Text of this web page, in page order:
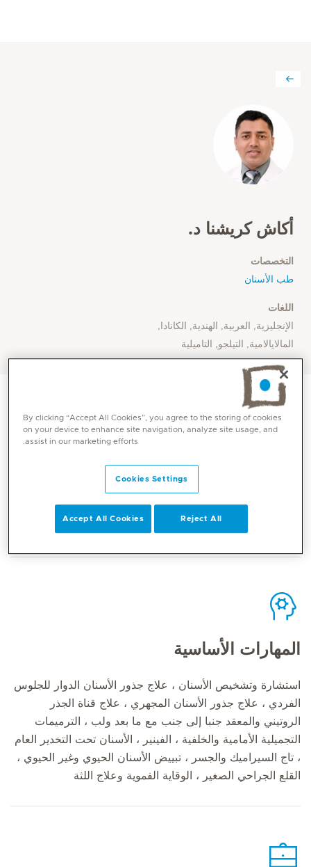
أكاش كريشنا د.
التخصصات
طب الأسنان
اللغات
الإنجليزية, العربية, الهندية, الكانادا,
المالايالامية, التيلجو, التاميلية
المهارات الأساسية
استشارة وتشخيص الأسنان ، علاج جذور الأسنان الدوار للجلوس
الفردي ، علاج جذور الأسنان المجهري ، علاج قناة الجذر
الروتيني والمعقد جنبا إلى جنب مع ما بعد ولب ، الترميمات
التجميلية الأمامية والخلفية ، الفينير ، الأسنان تحت التخدير العام
، تاج السيراميك والجسر ، تبييض الأسنان الحيوي وغير الحيوي ،
القلع الجراحي الصغير ، الوقاية الفموية وعلاج اللثة
By clicking “Accept All Cookies”, you agree to the storing of cookies
on your device to enhance site navigation, analyze site usage, and
assist in our marketing efforts.
Cookies Settings
Reject All
Accept All Cookies